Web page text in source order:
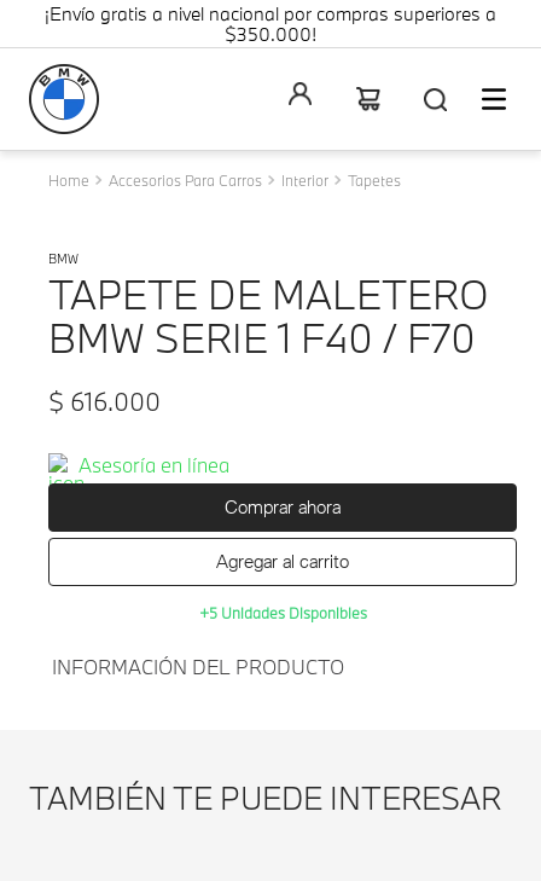
¡Envío gratis a nivel nacional por compras superiores a
$350.000!
Accesorios Para Carros Interior Tapetes
BMW
TAPETE DE MALETERO
BMW SERIE 1 F40 / F70
$ 616.000
Asesoría en línea
Comprar ahora
Agregar al carrito
+5 Unidades Disponibles
INFORMACIÓN DEL PRODUCTO
BMW G42-NEGRO
TAMBIÉN TE PUEDE INTERESAR